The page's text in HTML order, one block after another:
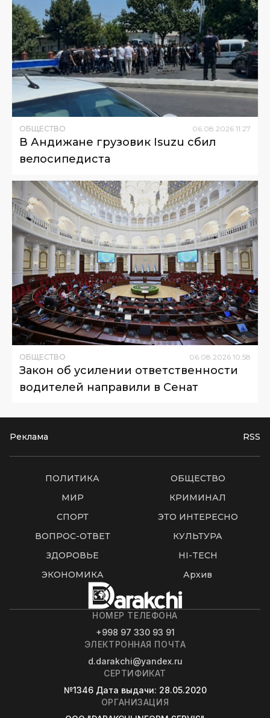
ОБЩЕСТВО 06.08.2026 11:27
В Андижане грузовик Isuzu сбил
велосипедиста
ОБЩЕСТВО 06 08 2026 10:58
Закон об усилении ответственности
водителей направили в Сенат
Реклама RSS
ПОЛИТИКА
ОБЩЕСТВО
МИР
КРИМИНАЛ
СПОРТ
ЭТО ИНТЕРЕСНО
ВОПРОС-ОТВЕТ
КУЛЬТУРА
ЗДОРОВЬЕ
HI-TECH
ЭКОНОМИКА
Архив
НОМЕР ТЕЛЕФОНА
+998 97 330 93 91
ЭЛЕКТРОННАЯ ПОЧТА
d.darakchi@yandex.ru
СЕРТИФИКАТ
№1346 Дата выдачи: 28.05.2020
ОРГАНИЗАЦИЯ